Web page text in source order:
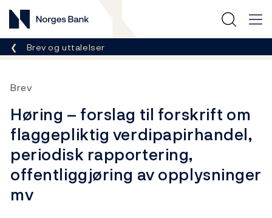
Norges Bank
Her er du nå:
Brev og uttalelser
Brev
Høring – forslag til forskrift om
flaggepliktig verdipapirhandel,
periodisk rapportering,
offentliggjøring av opplysninger
mv